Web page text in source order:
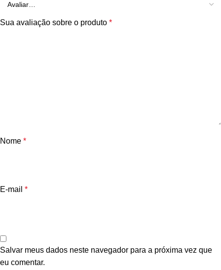
Sua avaliação sobre o produto *
Nome *
E-mail *
Salvar meus dados neste navegador para a próxima vez que
eu comentar.